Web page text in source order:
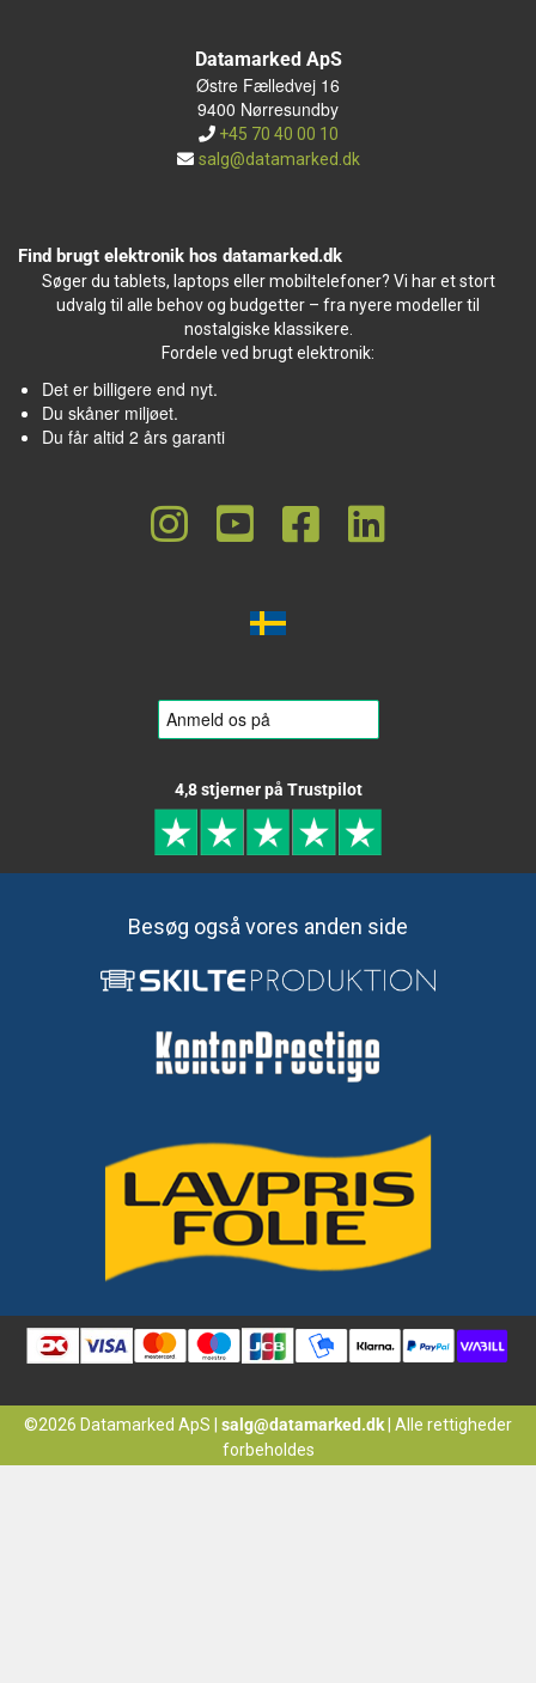
Datamarked ApS
Østre Fælledvej 16
9400 Nørresundby
+45 70 40 00 10
salg@datamarked.dk
Find brugt elektronik hos datamarked.dk
Søger du tablets, laptops eller mobiltelefoner? Vi har et stort
udvalg til alle behov og budgetter – fra nyere modeller til
nostalgiske klassikere.
Fordele ved brugt elektronik:
Det er billigere end nyt.
Du skåner miljøet.
Du får altid 2 års garanti
4,8 stjerner på Trustpilot
Besøg også vores anden side
©2026 Datamarked ApS salg@datamarked.dk| Alle rettigheder
forbeholdes